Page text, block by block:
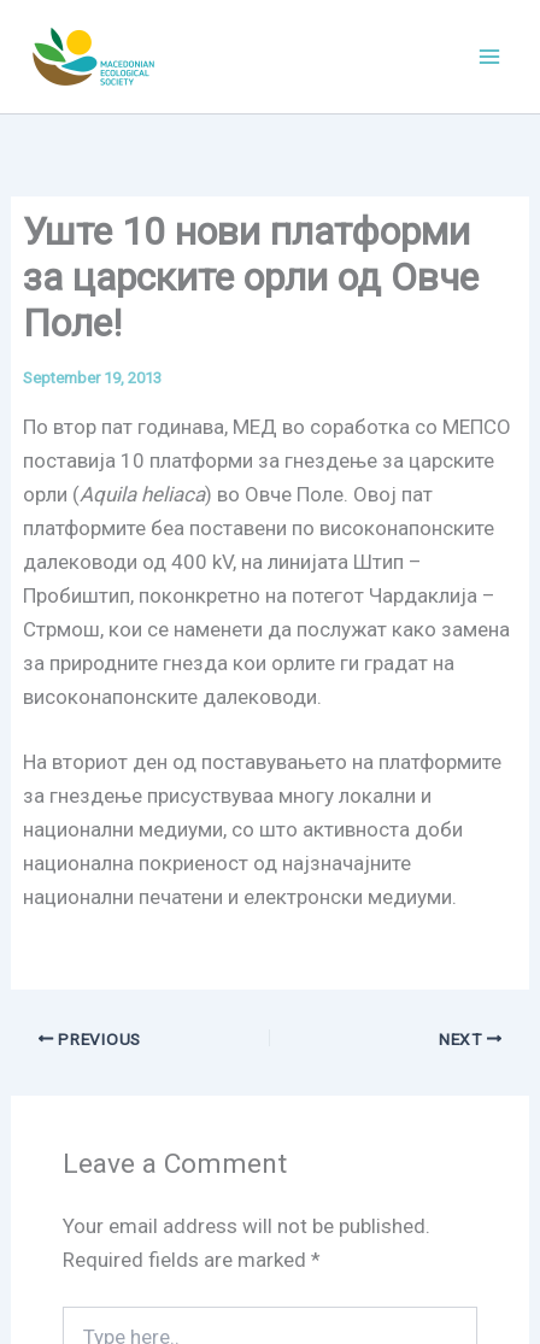
content
Уште 10 нови платфoрми
за царските орли од Овче
Поле!
September 19, 2013
По втор пат годинава, МЕД во соработка со МЕПСО
поставија 10 платформи за гнездење за царските
орли (Aquila heliaca) во Овче Поле. Овој пат
платформите беа поставени по високонапонските
далеководи од 400 kV, на линијата Штип –
Пробиштип, поконкретно на потегот Чардаклија –
Стрмош, кои се наменети да послужат како замена
за природните гнезда кои орлите ги градат на
високонапонските далеководи.
На вториот ден од поставувањето на платформите
за гнездење присуствуваа многу локални и
национални медиуми, со што активноста доби
национална покриеност од најзначајните
национални печатени и електронски медиуми.
PREVIOUS NEXT
Leave a Comment
Your email address will not be published.
Required fields are marked *